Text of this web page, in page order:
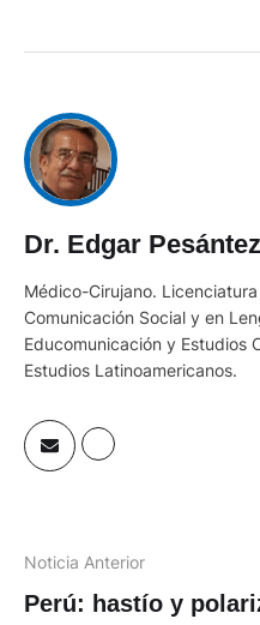
Dr. Edgar Pesántez
Médico-Cirujano.
Comunicación Social y en
Educomunicación y Estudios
Estudios Latinoamericanos.
Noticia Anterior
Perú: hastío y